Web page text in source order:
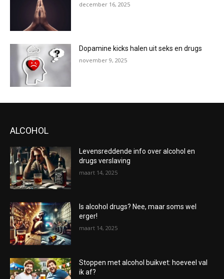
december 16, 2025
Dopamine kicks halen uit seks en drugs
november 9, 2025
ALCOHOL
Levensreddende info over alcohol en
drugs verslaving
maart 14, 2025
Is alcohol drugs? Nee, maar soms wel
erger!
maart 14, 2025
Stoppen met alcohol buikvet: hoeveel val
ik af?